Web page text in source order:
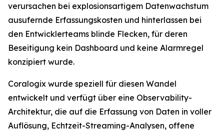
verursachen bei explosionsartigem Datenwachstum
ausufernde Erfassungskosten und hinterlassen bei
den Entwicklerteams blinde Flecken, für deren
Beseitigung kein Dashboard und keine Alarmregel
konzipiert wurde.
Coralogix wurde speziell für diesen Wandel
entwickelt und verfügt über eine Observability-
Architektur, die auf die Erfassung von Daten in voller
Auflösung, Echtzeit-Streaming-Analysen, offene